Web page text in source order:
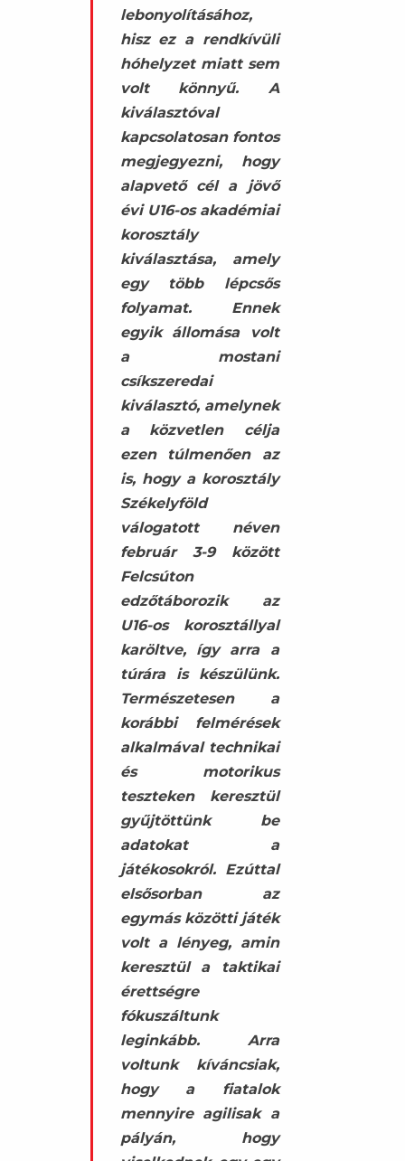
lebonyolításához,
hisz ez a rendkívüli
hóhelyzet miatt sem
volt könnyű. A
kiválasztóval
kapcsolatosan fontos
megjegyezni, hogy
alapvető cél a jövő
évi U16-os akadémiai
korosztály
kiválasztása, amely
egy több lépcsős
folyamat. Ennek
egyik állomása volt
a mostani
csíkszeredai
kiválasztó, amelynek
a közvetlen célja
ezen túlmenően az
is, hogy a korosztály
Székelyföld
válogatott néven
február 3-9 között
Felcsúton
edzőtáborozik az
U16-os korosztállyal
karöltve, így arra a
túrára is készülünk.
Természetesen a
korábbi felmérések
alkalmával technikai
és motorikus
teszteken keresztül
gyűjtöttünk be
adatokat a
játékosokról. Ezúttal
elsősorban az
egymás közötti játék
volt a lényeg, amin
keresztül a taktikai
érettségre
fókuszáltunk
leginkább. Arra
voltunk kíváncsiak,
hogy a fiatalok
mennyire agilisak a
pályán, hogy